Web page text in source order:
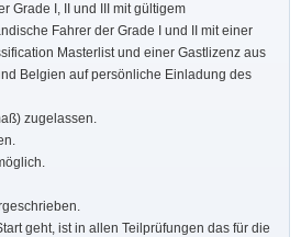
Grade I, II und III mit gültigem
Fahrer der Grade I und II mit einer
Masterlist und einer Gastlizenz aus
Belgien auf persönliche Einladung des
zugelassen.
geht, ist in allen Teilprüfungen das für die